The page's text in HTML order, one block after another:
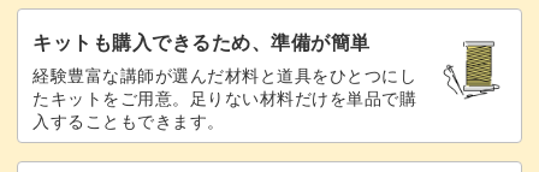
キットも購入できるため、準備が簡単
経験豊富な講師が選んだ材料と道具をひとつにし
たキットをご用意。足りない材料だけを単品で購
入することもできます。